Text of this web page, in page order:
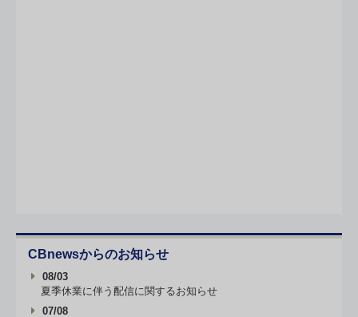
CBnewsからのお知らせ
08/03
夏季休業に伴う配信に関するお知らせ
07/08